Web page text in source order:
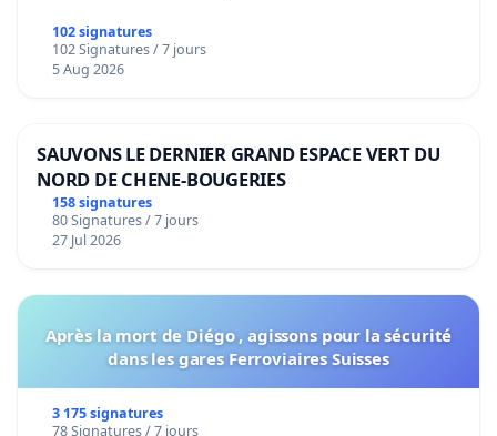
102 signatures
102 Signatures / 7 jours
5 Aug 2026
SAUVONS LE DERNIER GRAND ESPACE VERT DU
NORD DE CHENE-BOUGERIES
158 signatures
80 Signatures / 7 jours
27 Jul 2026
Après la mort de Diégo , agissons pour la sécurité
dans les gares Ferroviaires Suisses
3 175 signatures
78 Signatures / 7 jours